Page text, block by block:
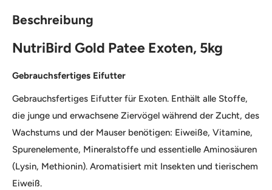
Beschreibung
NutriBird Gold Patee Exoten, 5kg
Gebrauchsfertiges Eifutter
Gebrauchsfertiges Eifutter für Exoten. Enthält alle Stoffe,
die junge und erwachsene Ziervögel während der Zucht, des
Wachstums und der Mauser benötigen: Eiweiße, Vitamine,
Spurenelemente, Mineralstoffe und essentielle Aminosäuren
(Lysin, Methionin). Aromatisiert mit Insekten und tierischem
Eiweiß.